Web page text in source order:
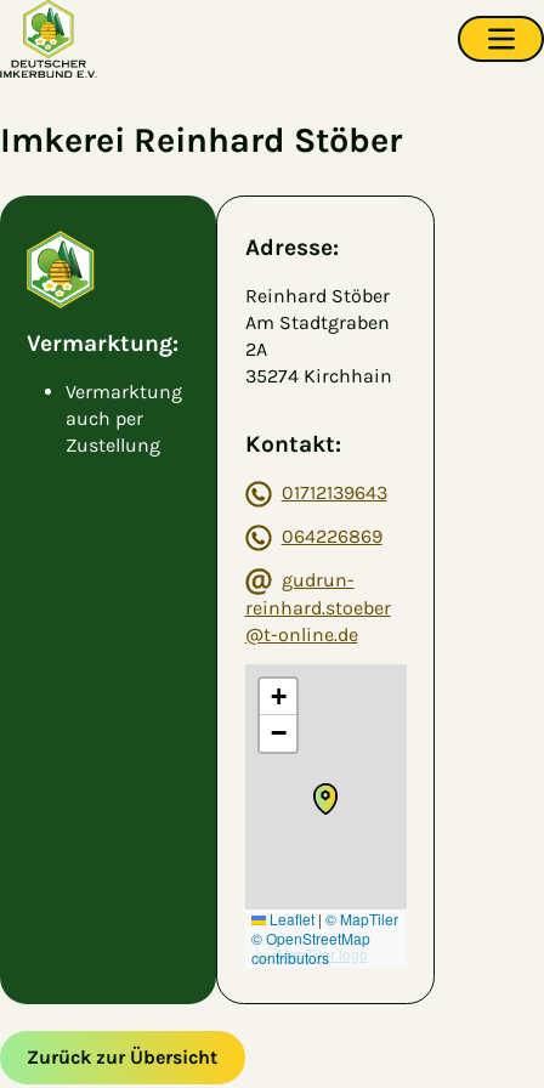
Zum Hauptinhalt springen
Imkerei Reinhard Stöber
Vermarktung:
Vermarktung
auch per
Zustellung
Adresse:
Reinhard Stöber
Am Stadtgraben
2A
35274 Kirchhain
Kontakt:
01712139643
064226869
gudrun-
reinhard.stoeber
@t-online.de
+
−
Leaflet | © MapTiler
© OpenStreetMap
contributors
Zurück zur Übersicht